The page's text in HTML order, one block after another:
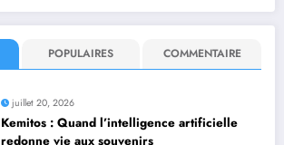
POPULAIRES COMMENTAIRE
juillet 20, 2026
Kemitos : Quand l’intelligence artificielle
redonne vie aux souvenirs